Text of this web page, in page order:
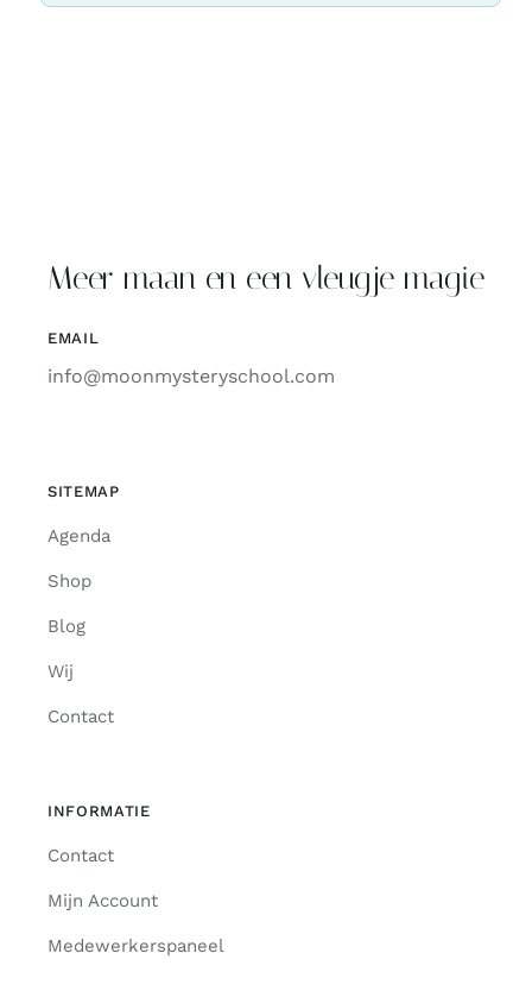
Meer maan en een vleugje magie
EMAIL
info@moonmysteryschool.com
SITEMAP
Agenda
Shop
Blog
Wij
Contact
INFORMATIE
Contact
Mijn Account
Medewerkerspaneel